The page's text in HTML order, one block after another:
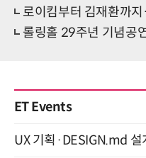
로이킴부터 김재환까지…빛나는
롤링홀 29주년 기념공연, 4차 라
ET Events